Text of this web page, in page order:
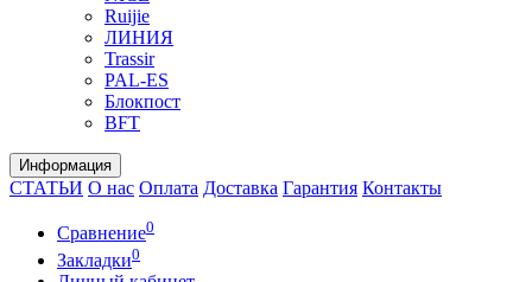
Ruijie
ЛИНИЯ
Trassir
PAL-ES
Блокпост
BFT
Информация
СТАТЬИ О нас Оплата Доставка Гарантия Контакты
Сравнение0
Закладки0